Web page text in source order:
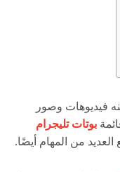
فيديوهات وصور
بوتات تليجرام
من المهام أيضًا.